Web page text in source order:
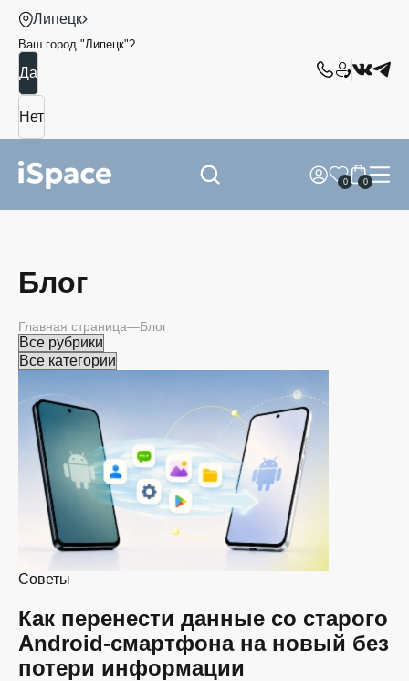
Липецк
Ваш город "Липецк"?
0 0
Блог
Главная страница Блог
Советы
Как перенести данные со старого
Android-смартфона на новый без
потери информации